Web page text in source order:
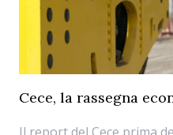
Cece, la rassegna